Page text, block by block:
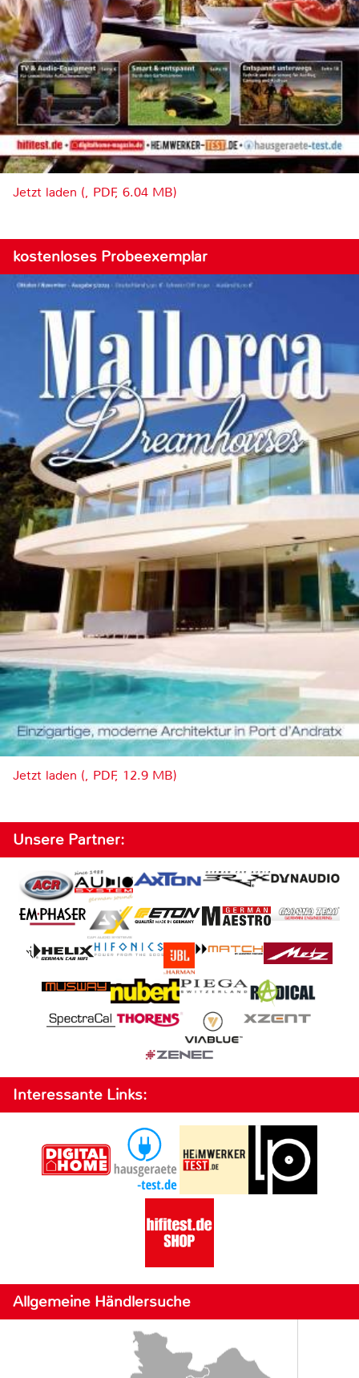
Jetzt laden (, PDF, 6.04 MB)
kostenloses Probeexemplar
Jetzt laden (, PDF, 12.9 MB)
Unsere Partner:
Interessante Links:
Allgemeine Händlersuche